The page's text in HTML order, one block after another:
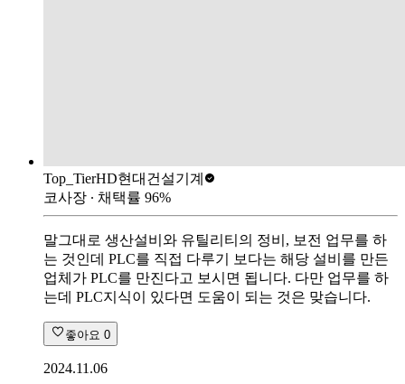
Top_TierHD현대건설기계
코사장 ∙ 채택률 96%
말그대로 생산설비와 유틸리티의 정비, 보전 업무를 하
는 것인데 PLC를 직접 다루기 보다는 해당 설비를 만든
업체가 PLC를 만진다고 보시면 됩니다. 다만 업무를 하
는데 PLC지식이 있다면 도움이 되는 것은 맞습니다.
좋아요 0
2024.11.06